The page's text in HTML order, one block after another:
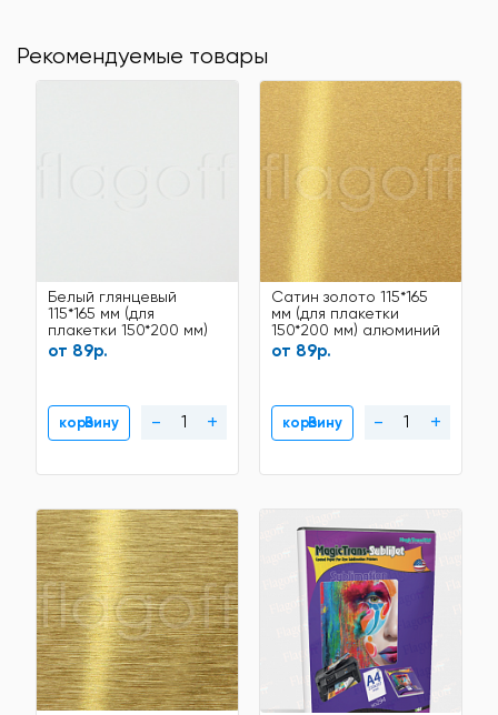
Рекомендуемые товары
Белый глянцевый
115*165 мм (для
плакетки 150*200 мм)
алюминий для
сублимации
от 89р.
В корзину - +
Сатин золото 115*165
мм (для плакетки
150*200 мм) алюминий
для сублимации
от 89р.
В корзину - +